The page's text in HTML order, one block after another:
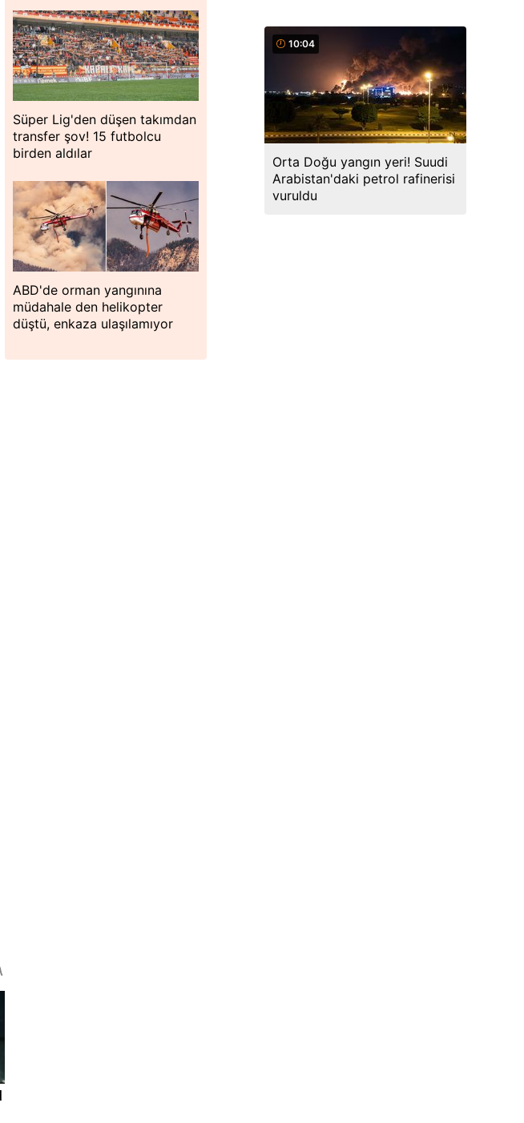
Süper Lig'den düşen takımdan
transfer şov! 15 futbolcu
birden aldılar
ABD'de orman yangınına
müdahale den helikopter
düştü, enkaza ulaşılamıyor
10:04
Orta Doğu yangın yeri! Suudi
Arabistan'daki petrol rafinerisi
vuruldu